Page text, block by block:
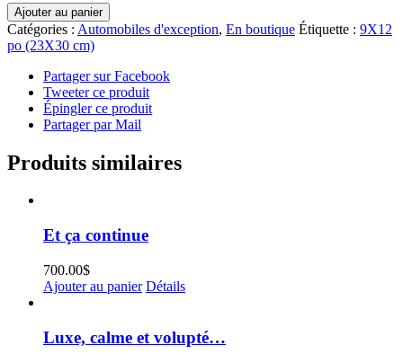
quantité
de
Oldsmobile
Ajouter au panier
Catégories : Automobiles d'exception, En boutique Étiquette : 9X12
po (23X30 cm)
Partager sur Facebook
Tweeter ce produit
Épingler ce produit
Partager par Mail
Produits similaires
Et ça continue
700.00$
Ajouter au panier Détails
Luxe, calme et volupté…